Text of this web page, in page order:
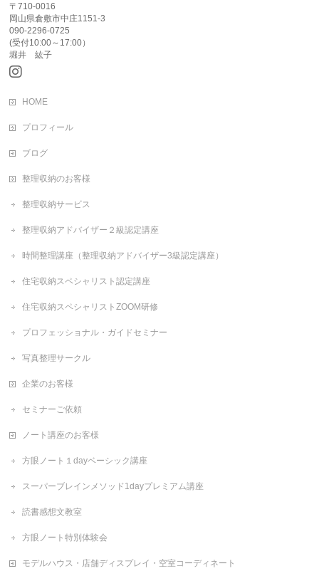
〒710-0016
岡山県倉敷市中庄1151-3
090-2296-0725
(受付10:00～17:00）
堀井 紘子
HOME
プロフィール
ブログ
整理収納のお客様
整理収納サービス
整理収納アドバイザー２級認定講座
時間整理講座（整理収納アドバイザー3級認定講座）
住宅収納スペシャリスト認定講座
住宅収納スペシャリストZOOM研修
プロフェッショナル・ガイドセミナー
写真整理サークル
企業のお客様
セミナーご依頼
ノート講座のお客様
方眼ノート１dayベーシック講座
スーパーブレインメソッド1dayプレミアム講座
読書感想文教室
方眼ノート特別体験会
モデルハウス・店舗ディスプレイ・空室コーディネート